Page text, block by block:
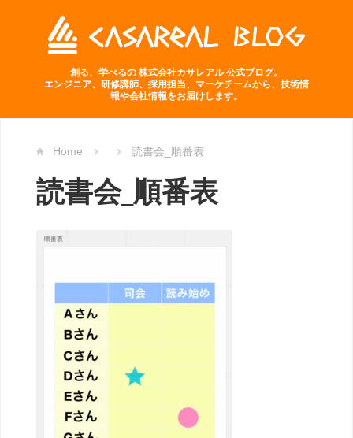
創る、学べるの 株式会社カサレアル 公式ブログ。
エンジニア、研修講師、採用担当、マーケチームから、技術情
報や会社情報をお届けします。
Home 読書会_順番表
読書会_順番表